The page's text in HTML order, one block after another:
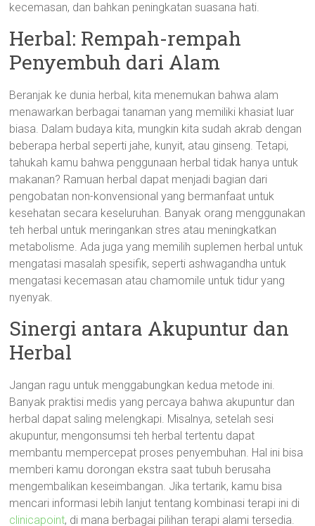
kecemasan, dan bahkan peningkatan suasana hati.
Herbal: Rempah-rempah
Penyembuh dari Alam
Beranjak ke dunia herbal, kita menemukan bahwa alam
menawarkan berbagai tanaman yang memiliki khasiat luar
biasa. Dalam budaya kita, mungkin kita sudah akrab dengan
beberapa herbal seperti jahe, kunyit, atau ginseng. Tetapi,
tahukah kamu bahwa penggunaan herbal tidak hanya untuk
makanan? Ramuan herbal dapat menjadi bagian dari
pengobatan non-konvensional yang bermanfaat untuk
kesehatan secara keseluruhan. Banyak orang menggunakan
teh herbal untuk meringankan stres atau meningkatkan
metabolisme. Ada juga yang memilih suplemen herbal untuk
mengatasi masalah spesifik, seperti ashwagandha untuk
mengatasi kecemasan atau chamomile untuk tidur yang
nyenyak.
Sinergi antara Akupuntur dan
Herbal
Jangan ragu untuk menggabungkan kedua metode ini.
Banyak praktisi medis yang percaya bahwa akupuntur dan
herbal dapat saling melengkapi. Misalnya, setelah sesi
akupuntur, mengonsumsi teh herbal tertentu dapat
membantu mempercepat proses penyembuhan. Hal ini bisa
memberi kamu dorongan ekstra saat tubuh berusaha
mengembalikan keseimbangan. Jika tertarik, kamu bisa
mencari informasi lebih lanjut tentang kombinasi terapi ini di
clinicapoint, di mana berbagai pilihan terapi alami tersedia.